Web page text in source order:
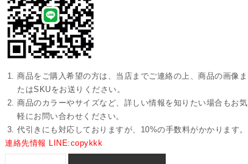
商品をご購入希望の方は、当店までご連絡の上、商品の画像ま
たはSKUをお送りください。
商品のカラーやサイズなど、詳しい情報を知りたい場合もお気
軽にお問い合わせください。
代引きにも対応しておりますが、10%の手数料がかかります。
連絡先情報 LINE:copykkk